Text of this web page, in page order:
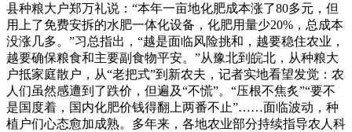
县种粮大户郑万礼说：“本年一亩地化肥成本涨了80多元，但
用上了免费安拆的水肥一体化设备，化肥用量少20%，总成本
没涨几多。”习总指出，“越是面临风险挑和，越要稳住农业，
越要确保粮食和主要副食物平安。”从豫北到皖北，从种粮大
户抵家庭散户，从“老把式”到新农夫，记者实地看望发觉：农
人们虽然感遭到了跌价，但遍及“不慌”。“压根不焦炙”“要不
是国度着，国内化肥价钱得翻上两番不止”……面临波动，种
植户们心态愈加成熟。多年来，各地农业部分持续指导农人科